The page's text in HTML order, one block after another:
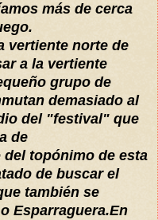
más de cerca
vertiente norte de
a la vertiente
grupo de
demasiado al
del "festival" que
de
del topónimo de esta
de buscar el
también se
Esparraguera.En